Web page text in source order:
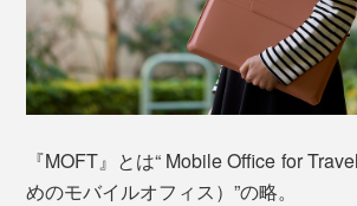
さらに、電源アダプタやケーブル、
ファイルなどを別レイヤーで収納も
ゴツゴツ形状のPCアクセサリでも、
すく、面倒なお手入れも要りません。
『MOFT』とは“ Mobile Office for
めのモバイルオフィス）”の略。